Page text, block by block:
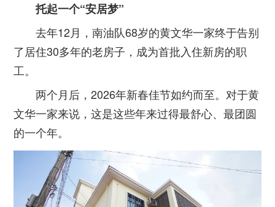
托起一个“安居梦”
去年12月，南油队68岁的黄文华一家终于告别
了居住30多年的老房子，成为首批入住新房的职
工。
两个月后，2026年新春佳节如约而至。对于黄
文华一家来说，这是这些年来过得最舒心、最团圆
的一个年。